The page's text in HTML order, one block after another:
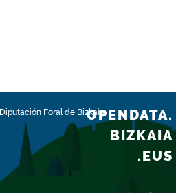
Diputación Foral de BizkaiaOPENDATA.
BIZKAIA
.EUS